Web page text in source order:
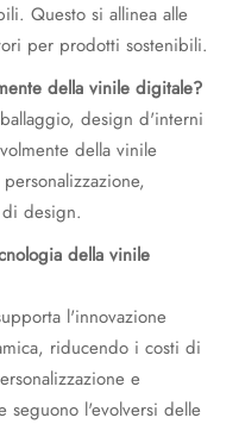
Questo si allinea alle
per prodotti sostenibili.
della vinile digitale?
design d'interni
della vinile
design.
della vinile
l'innovazione
riducendo i costi di
e
seguono l'evolversi delle